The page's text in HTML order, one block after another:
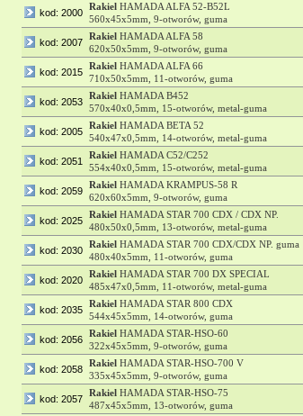
kod: 2000
Rakiel HAMADA ALFA 52-B52L
560x45x5mm, 9-otworów, guma
kod: 2007
Rakiel HAMADA ALFA 58
620x50x5mm, 9-otworów, guma
kod: 2015
Rakiel HAMADA ALFA 66
710x50x5mm, 11-otworów, guma
kod: 2053
Rakiel HAMADA B452
570x40x0,5mm, 15-otworów, metal-guma
kod: 2005
Rakiel HAMADA BETA 52
540x47x0,5mm, 14-otworów, metal-guma
kod: 2051
Rakiel HAMADA C52/C252
554x40x0,5mm, 15-otworów, metal-guma
kod: 2059
Rakiel HAMADA KRAMPUS-58 R
620x60x5mm, 9-otworów, guma
kod: 2025
Rakiel HAMADA STAR 700 CDX / CDX NP.
480x50x0,5mm, 13-otworów, metal-guma
kod: 2030
Rakiel HAMADA STAR 700 CDX/CDX NP. guma
480x40x5mm, 11-otworów, guma
kod: 2020
Rakiel HAMADA STAR 700 DX SPECIAL
485x47x0,5mm, 11-otworów, metal-guma
kod: 2035
Rakiel HAMADA STAR 800 CDX
544x45x5mm, 14-otworów, guma
kod: 2056
Rakiel HAMADA STAR-HSO-60
322x45x5mm, 9-otworów, guma
kod: 2058
Rakiel HAMADA STAR-HSO-700 V
335x45x5mm, 9-otworów, guma
kod: 2057
Rakiel HAMADA STAR-HSO-75
487x45x5mm, 13-otworów, guma